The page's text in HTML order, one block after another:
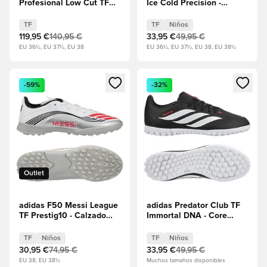
Profesional Low Cut TF
atención/Negro/Hipercarmesí
TF
119,95 €140,95 €
EU 36½, EU 37½, EU 38
Ice Cold Precision -
Blue/Amarillo solar Niños
TF Niños
33,95 €49,95 €
EU 36½, EU 37½, EU 38, EU 38½
Abre un modal para iniciar sesión o registrarse como
Outlet
-59%
adidas F50 Messi League
TF Prestig10 - Calzado
lúcido/Plateado
metalizado Niños
TF Niños
30,95 €74,95 €
EU 38, EU 38½
Abre un modal para iniciar
-32%
adidas Predator Club TF
Immortal DNA - Core
blanco/Rojo lúcido Niños
TF Niños
33,95 €49,95 €
Muchos tamaños disponibles